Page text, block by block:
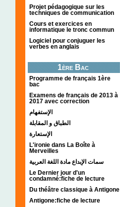
Projet pédagogique sur les
techniques de communication
Cours et exercices en
informatique le tronc commun
Logiciel pour conjuguer les
verbes en anglais
1ère Bac
Programme de français 1ère
bac
Examens de français de 2013 à
2017 avec correction
الإستفهام
الطباق و المقابلة
الإستعارة
L'ironie dans La Boîte à
Merveilles
سمات الإبداع مادة اللغة العربية
Le Dernier jour d'un
condamné:fiche de lecture
Du théâtre classique à Antigone
Antigone:fiche de lecture